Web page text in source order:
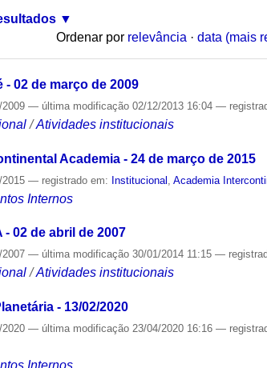
Ordenar por relevância · data (mais
02 de março de 2009
2009— última modificação 02/12/2013 16:04—
/Atividades institucionais
Academia - 24 de março de 2015
2015— registrado em: Institucional ,Academia
Internos
02 de abril de 2007
2007— última modificação 30/01/2014 11:15—
/Atividades institucionais
- 13/02/2020
2020— última modificação 23/04/2020 16:16—
Internos